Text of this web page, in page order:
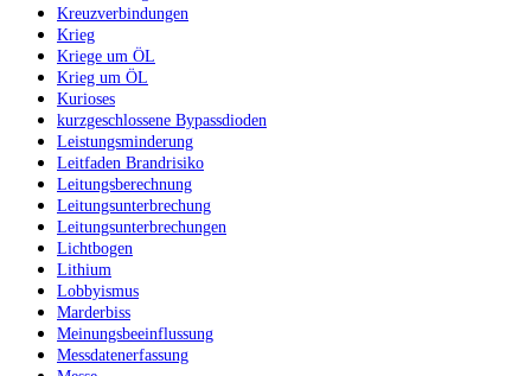
Kreuzverbindungen
Krieg
Kriege um ÖL
Krieg um ÖL
Kurioses
kurzgeschlossene Bypassdioden
Leistungsminderung
Leitfaden Brandrisiko
Leitungsberechnung
Leitungsunterbrechung
Leitungsunterbrechungen
Lichtbogen
Lithium
Lobbyismus
Marderbiss
Meinungsbeeinflussung
Messdatenerfassung